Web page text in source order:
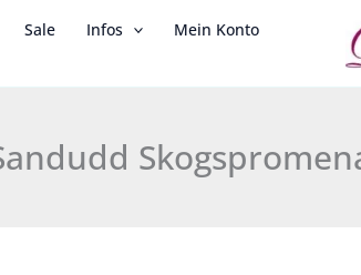
Sale Infos
Mein Konto